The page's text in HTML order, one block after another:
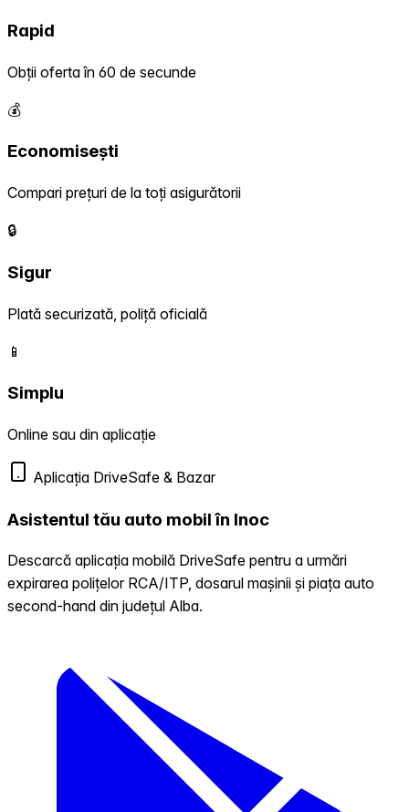
Rapid
Obții oferta în 60 de secunde
💰
Economisești
Compari prețuri de la toți asigurătorii
🔒
Sigur
Plată securizată, poliță oficială
📱
Simplu
Online sau din aplicație
Aplicația DriveSafe & Bazar
Asistentul tău auto mobil în Inoc
Descarcă aplicația mobilă DriveSafe pentru a urmări
expirarea polițelor RCA/ITP, dosarul mașinii și piața auto
second-hand din județul Alba.